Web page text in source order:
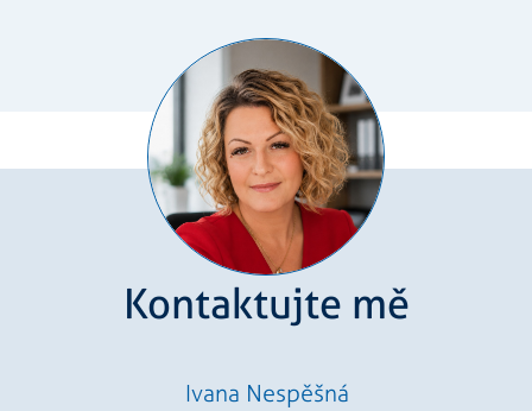
Kontaktujte mě
Ivana Nespěšná